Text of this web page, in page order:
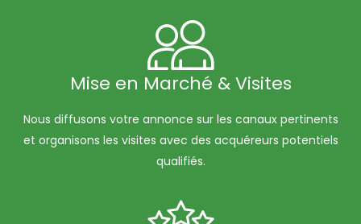
Mise en Marché & Visites
Nous diffusons votre annonce sur les canaux pertinents
et organisons les visites avec des acquéreurs potentiels
qualifiés.